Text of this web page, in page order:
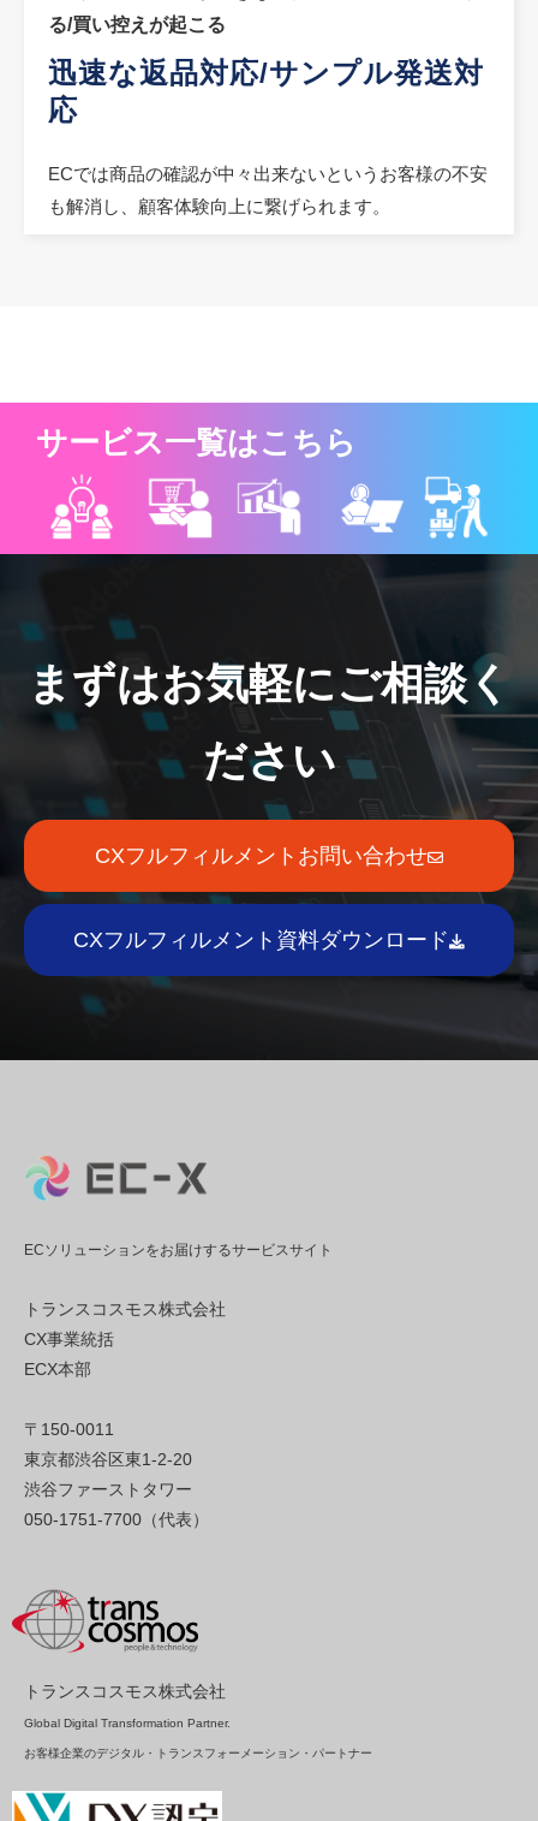
る/買い控えが起こる
迅速な返品対応/サンプル発送対
応
ECでは商品の確認が中々出来ないというお客様の不安
も解消し、顧客体験向上に繋げられます。
サービス一覧はこちら
まずはお気軽にご相談く
ださい
CXフルフィルメントお問い合わせ
CXフルフィルメント資料ダウンロード
ECソリューションをお届けするサービスサイト
トランスコスモス株式会社
CX事業統括
ECX本部
〒150-0011
東京都渋谷区東1-2-20
渋谷ファーストタワー
050-1751-7700（代表）
トランスコスモス株式会社
Global Digital Transformation Partner.
お客様企業のデジタル・トランスフォーメーション・パートナー